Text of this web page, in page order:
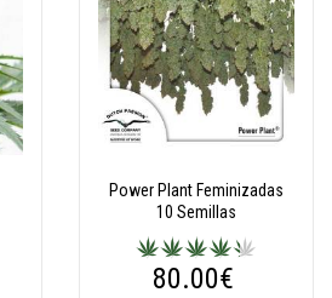
Power Plant Feminizadas
10 Semillas
80.00€